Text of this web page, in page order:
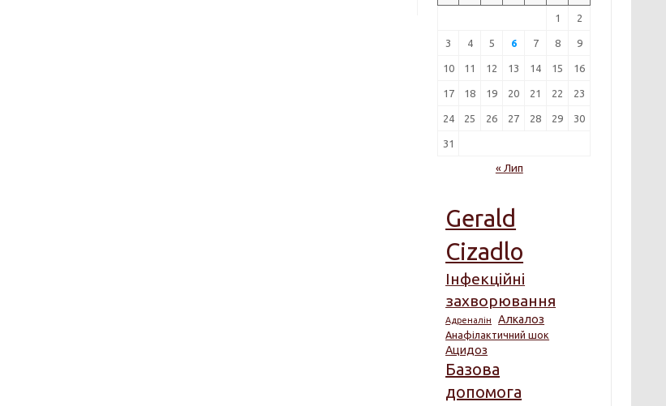
1 2
3 4 5 6 7 8 9
10 11 12 13 14 15 16
17 18 19 20 21 22 23
24 25 26 27 28 29 30
31
« Лип
Gerald
Cizadlo
Інфекційні
захворювання
Адреналін Алкалоз
Анафілактичний шок
Ацидоз
Базова
допомога